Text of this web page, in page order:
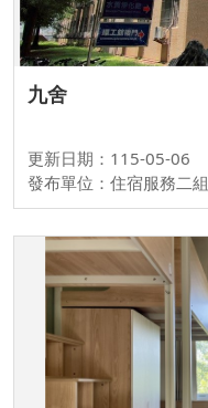
九舍
更新日期：115-05-06
發布單位：住宿服務二組